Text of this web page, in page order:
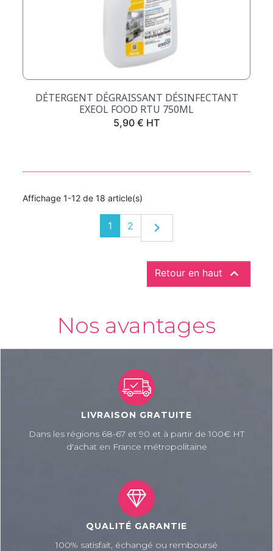
DÉTERGENT DÉGRAISSANT DÉSINFECTANT
EXEOL FOOD RTU 750ML
Prix
5,90 € HT
Affichage 1-12 de 18 article(s)
1 2 Suivant

Retour en haut 
Nos avantages
LIVRAISON GRATUITE
Dans les régions 68-67 et 90 et à partir de 100€ HT
d'achat en France métropolitaine
QUALITÉ GARANTIE
100% satisfait, échangé ou remboursé